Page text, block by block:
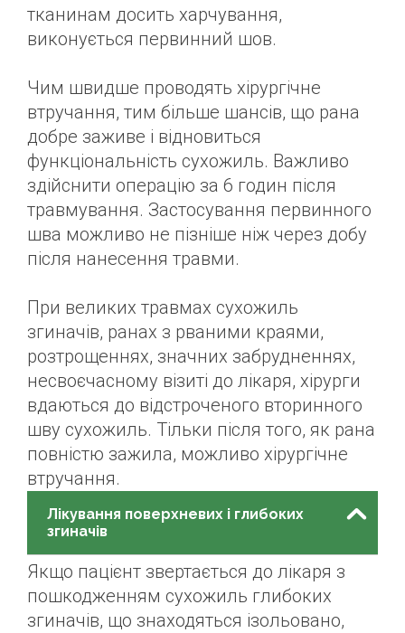
тканинам досить харчування,
виконується первинний шов.
Чим швидше проводять хірургічне
втручання, тим більше шансів, що рана
добре заживе і відновиться
функціональність сухожиль. Важливо
здійснити операцію за 6 годин після
травмування. Застосування первинного
шва можливо не пізніше ніж через добу
після нанесення травми.
При великих травмах сухожиль
згиначів, ранах з рваними краями,
розтрощеннях, значних забрудненнях,
несвоєчасному візиті до лікаря, хірурги
вдаються до відстроченого вторинного
шву сухожиль. Тільки після того, як рана
повністю зажила, можливо хірургічне
втручання.
Лікування поверхневих і глибоких
згиначів
Якщо пацієнт звертається до лікаря з
пошкодженням сухожиль глибоких
згиначів, що знаходяться ізольовано,